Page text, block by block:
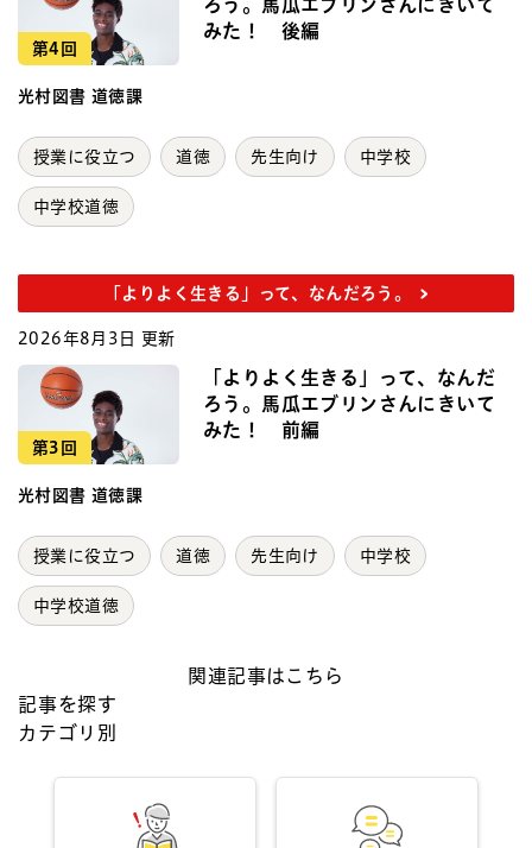
第4回
ろう。馬瓜エブリンさんにきいて
みた！ 後編
光村図書 道徳課
授業に役立つ 道徳 先生向け 中学校
中学校道徳
「よりよく生きる」って、なんだろう。
2026年8月3日 更新
第3回
「よりよく生きる」って、なんだ
ろう。馬瓜エブリンさんにきいて
みた！ 前編
光村図書 道徳課
授業に役立つ 道徳 先生向け 中学校
中学校道徳
関連記事はこちら
記事を探す
カテゴリ別